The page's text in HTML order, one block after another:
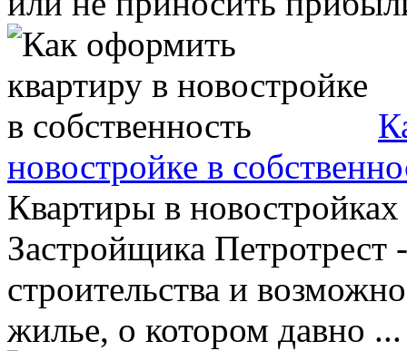
новостройке в
Квартиры в новостройках
Застройщика Петротрест
строительства и
жилье, о котором давно ...